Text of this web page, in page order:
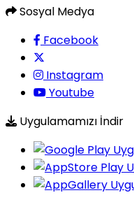
Sosyal Medya
Facebook
Instagram
Youtube
Uygulamamızı İndir